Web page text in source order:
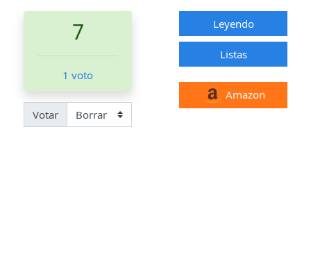
7
1 voto
Votar
Leyendo
Listas
Amazon